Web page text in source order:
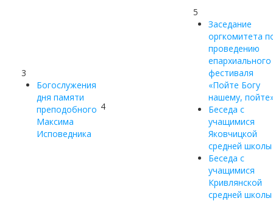
3
Богослужения
дня памяти
преподобного
Максима
Исповедника
4
5
Заседание
оргкомитета
проведению
епархиального
фестиваля
«Пойте Богу
нашему,
Беседа с
учащимися
Яковчицкой
средней школы
Беседа с
учащимися
Кривлянской
средней школы